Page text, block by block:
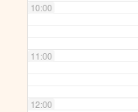
10:00
11:00
12:00